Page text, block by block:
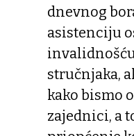
dnevnog
asistenciju
stručnjaka,
kako bismo
zajednici, a